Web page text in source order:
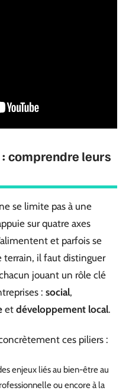
: comprendre leurs
ne se limite pas à une
sur quatre axes
et parfois se
terrain, il faut distinguer
jouant un rôle clé
: social,
et développement local.
ces piliers :
enjeux liés au bien-être au
ou encore à la